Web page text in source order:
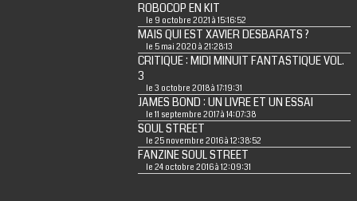
ROBOCOP EN KIT
le 9 octobre 2021 à 15:16:52
MAIS QUI EST XAVIER DESBARATS ?
le 5 mai 2020 à 21:28:13
CRITIQUE : MIDI MINUIT FANTASTIQUE VOL.
3
le 3 octobre 2018 à 17:19:31
JAMES BOND : UN LIVRE ET UN ESSAI
le 11 septembre 2017 à 14:07:38
SOUL STREET
le 25 novembre 2016 à 12:38:52
FANZINE SOUL STREET
le 24 octobre 2016 à 12:09:31